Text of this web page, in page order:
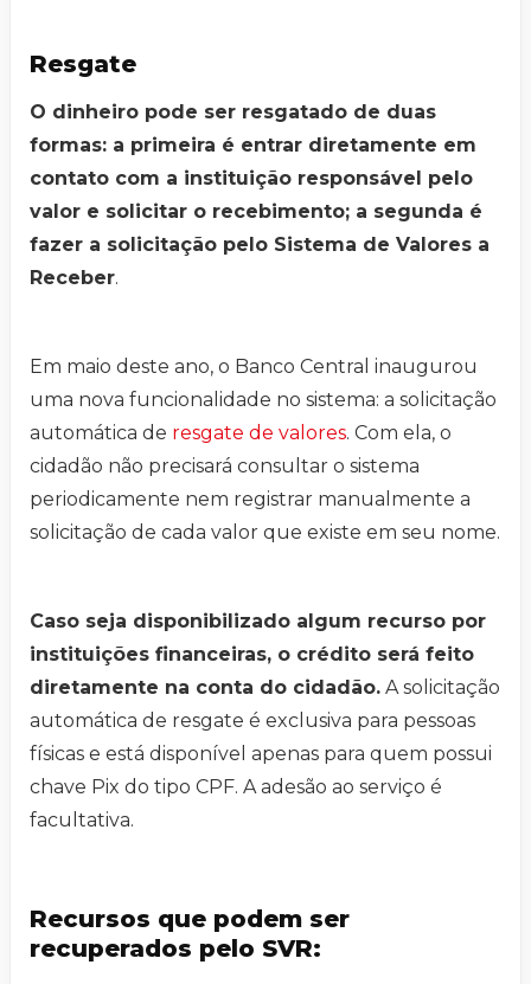
Resgate
O dinheiro pode ser resgatado de duas
formas: a primeira é entrar diretamente em
contato com a instituição responsável pelo
valor e solicitar o recebimento; a segunda é
fazer a solicitação pelo Sistema de Valores a
Receber.
Em maio deste ano, o Banco Central inaugurou
uma nova funcionalidade no sistema: a solicitação
automática de resgate de valores. Com ela, o
cidadão não precisará consultar o sistema
periodicamente nem registrar manualmente a
solicitação de cada valor que existe em seu nome.
Caso seja disponibilizado algum recurso por
instituições financeiras, o crédito será feito
diretamente na conta do cidadão. A solicitação
automática de resgate é exclusiva para pessoas
físicas e está disponível apenas para quem possui
chave Pix do tipo CPF. A adesão ao serviço é
facultativa.
Recursos que podem ser
recuperados pelo SVR: